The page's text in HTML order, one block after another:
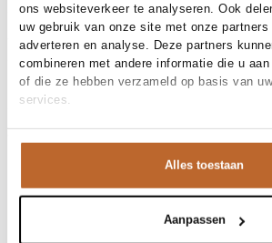
ons websiteverkeer te analyseren. Ook
uw gebruik van onze site met onze partners
adverteren en analyse. Deze partners
combineren met andere informatie die u
of die ze hebben verzameld op basis van
services.
Alles toestaan
Aanpassen
Fabric:
Material
Katoen
Cleaning
30°C
Size and fit
Size advice
This size
Fit
Losvallend
Size model
Product details
Product number brand
SNOS417
Product name
5094
Product number
00020703
Knoopsluiting
Shipping and Returns
At Orangebag, you get free delivery on
track your parcel. If you place your
weekdays, your parcel will be dispatched
Shop the look